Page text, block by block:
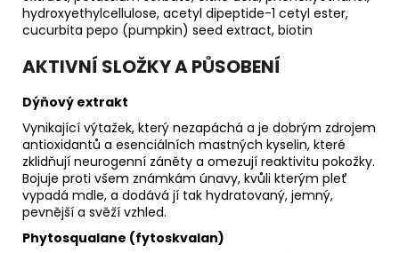
hydroxyethylcellulose, acetyl dipeptide-1 cetyl ester,
cucurbita pepo (pumpkin) seed extract, biotin
AKTIVNÍ SLOŽKY A PŮSOBENÍ
Dýňový extrakt
Vynikající výtažek, který nezapáchá a je dobrým zdrojem
antioxidantů a esenciálních mastných kyselin, které
zklidňují neurogenní záněty a omezují reaktivitu pokožky.
Bojuje proti všem známkám únavy, kvůli kterým pleť
vypadá mdle, a dodává jí tak hydratovaný, jemný,
pevnější a svěží vzhled.
Phytosqualane (fytoskvalan)